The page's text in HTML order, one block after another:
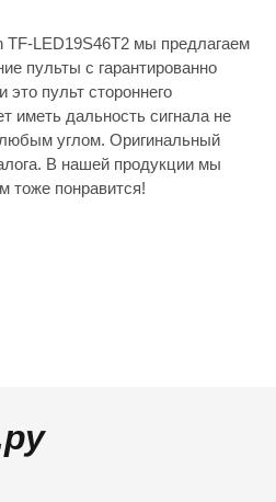
TF-LED19S46T2 мы предлагаем
пульты с гарантированно
пульт стороннего
иметь дальность сигнала не
углом. Оригинальный
В нашей продукции мы
тоже понравится!